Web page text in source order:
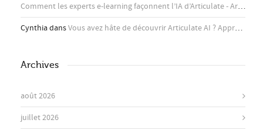
Comment les experts e-learning façonnent l’IA d’Articulate - Articulate
CynthiadansVous avez hâte de découvrir Articulate AI ? Apprenez-en plus ici !
Archives
août 2026
juillet 2026